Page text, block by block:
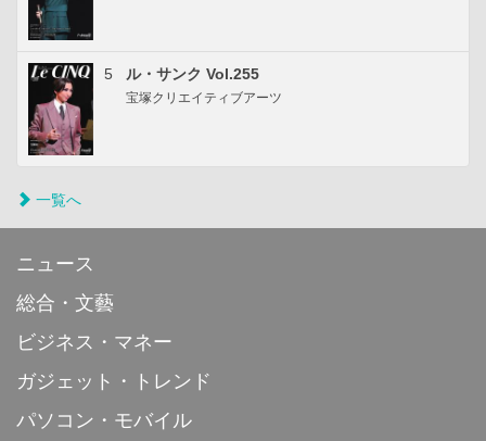
5 ル・サンク Vol.255
宝塚クリエイティブアーツ
一覧へ
ニュース
総合・文藝
ビジネス・マネー
ガジェット・トレンド
パソコン・モバイル